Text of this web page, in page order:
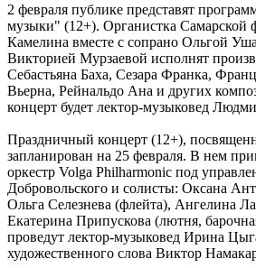
выходные
07.08.2026 | 11:16
Вячеслав Федорищев заявил о старте
федеральной программы "Мама-
07.08.2026 | 10:57
На острове Поджабный в Самаре
07.08.2026 | 10:55
07.08.2026 | 10:49
Выставка о Самаре открылась на
07.08.2026 | 10:41
В Тольятти стартовал третий день
Спартакиады народов России
07.08.2026 | 10:38
Народные приметы на 8 августа 2026
этот день
2 февраля публике представят
музыки" (12+). Органистка
Камелина вместе с сопрано Ольгой
Викторией Мурзаевой исполнят
Себастьяна Баха, Сезара Франка,
Вьерна, Рейнальдо Ана и других
концерт будет лектор-музыковед
Праздничный концерт (12+),
запланирован на 25 февраля. В нем
оркестр Volga Philharmonic под
Добровольского и солисты: Оксана
Ольга Селезнева (флейта), Ангелина
Екатерина Припускова (лютня,
проведут лектор-музыковед Ирина
художественного слова Виктор